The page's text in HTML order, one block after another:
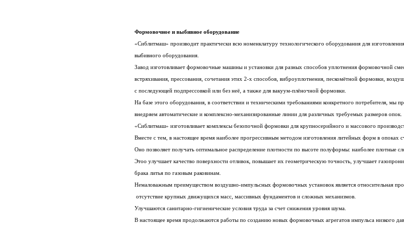
Формовочное и выбивное оборудование
«Сиблитмаш» производит практически всю номенклатуру технологического оборудования для
выбивного оборудования.
Завод изготовливает формовочные машины и установки для разных способов уплотнения формовочной
встряхивания, прессования, сочетания этих 2-х способов, виброуплотнения, пескомётной формовки,
с последующей подпрессовкой или без неё, а также для вакуум-плёночной формовки.
На базе этого оборудования, в соответствии и техническими требованиями конкретного потребителя, мы
внедряем автоматические и комплексно-механизированные линии для различных требуемых размеров опок.
«Сиблитмаш» изготовливает комплексы безопочной формовки для крупносерийного и массового
Вместе с тем, в настоящее время наиболее прогрессивным методом изготовления литейных форм в опоках
Оно позволяет получать оптимальное распределение плотности по высоте полуформы: наиболее плотные
Этоо улучшает качество поверхности отливок, повышает их геометрическую точность, улучшает
брака литья по газовым раковинам.
Немаловажным преимуществом воздушно-импульсных формовочных установок является относительная
отсутствие крупных движущихся масс, массивных фундаментов и сложных механизмов.
Улучшаются санитарно-гигиенические условия труда за счет снижения уровня шума.
В настоящее время продолжаются работы по созданию новых формовочных агрегатов импульса низкого